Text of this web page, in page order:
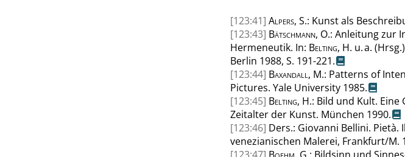
[123:41] Alpers, S.: Kunst als
[123:43] Bätschmann, O.: Anleitung zur
Hermeneutik. In: Belting, H. u. a.
Berlin 1988, S. 191-221.
[123:44] Baxandall, M.: Patterns of
Pictures. Yale University 1985.
[123:45] Belting, H.: Bild und Kult. Eine
Zeitalter der Kunst. München 1990.
[123:46] Ders.: Giovanni Bellini.
venezianischen Malerei, Frankfurt/M.